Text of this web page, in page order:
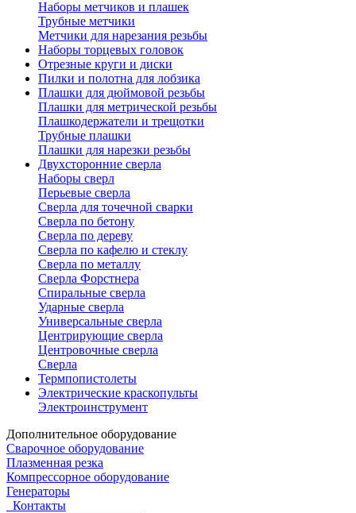
Наборы метчиков и плашек
Трубные метчики
Метчики для нарезания резьбы
Наборы торцевых головок
Отрезные круги и диски
Пилки и полотна для лобзика
Плашки для дюймовой резьбы
Плашки для метрической резьбы
Плашкодержатели и трещотки
Трубные плашки
Плашки для нарезки резьбы
Двухсторонние сверла
Наборы сверл
Перьевые сверла
Сверла для точечной сварки
Сверла по бетону
Сверла по дереву
Сверла по кафелю и стеклу
Сверла по металлу
Сверла Форстнера
Спиральные сверла
Ударные сверла
Универсальные сверла
Центрирующие сверла
Центровочные сверла
Сверла
Термпопистолеты
Электрические краскопульты
Электроинструмент
Дополнительное оборудование
Сварочное оборудование
Плазменная резка
Компрессорное оборудование
Генераторы
Контакты